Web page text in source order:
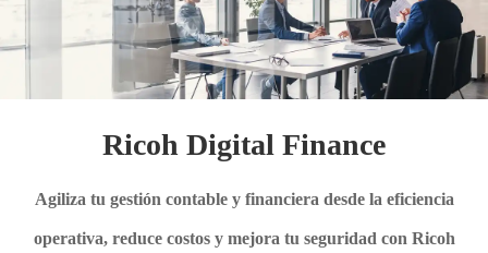
Ricoh Digital Finance
Agiliza tu gestión contable y financiera desde la eficiencia
operativa, reduce costos y mejora tu seguridad con Ricoh